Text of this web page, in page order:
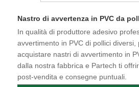
Nastro di avvertenza in PVC da
In qualità di produttore adesivo
avvertimento in PVC di pollici
acquistare nastri di avvertimento in
dalla nostra fabbrica e Partech ti
post-vendita e consegne puntuali.